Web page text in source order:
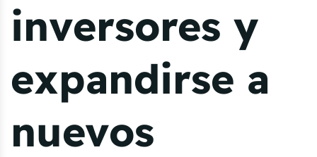
inversores y
expandirse a
nuevos